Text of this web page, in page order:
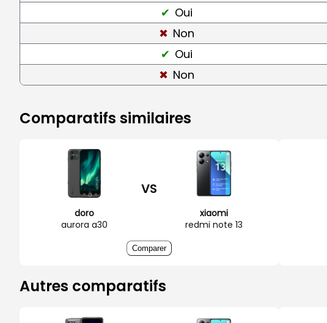
Oui
Non
Oui
Non
Comparatifs similaires
doro
aurora a30
VS
xiaomi
redmi note 13
Comparer
Autres comparatifs